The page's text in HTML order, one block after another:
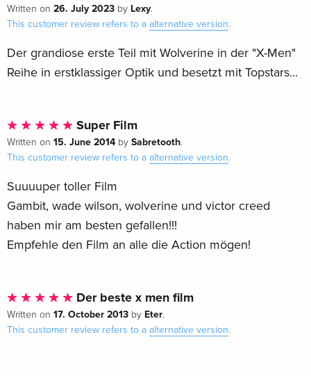
Written on 26. July 2023 by Lexy.
This customer review refers to a alternative version.
Der grandiose erste Teil mit Wolverine in der "X-Men"
Reihe in erstklassiger Optik und besetzt mit Topstars...
Super Film
Written on 15. June 2014 by Sabretooth.
This customer review refers to a alternative version.
Suuuuper toller Film
Gambit, wade wilson, wolverine und victor creed
haben mir am besten gefallen!!!
Empfehle den Film an alle die Action mögen!
Der beste x men film
Written on 17. October 2013 by Eter.
This customer review refers to a alternative version.